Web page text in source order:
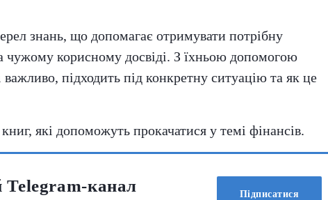
знань, що допомагає отримувати потрібну
чужому корисному досвіді. З їхньою допомогою
підходить під конкретну ситуацію та як це
які допоможуть прокачатися у темі фінансів.
Telegram-канал
Підписатися